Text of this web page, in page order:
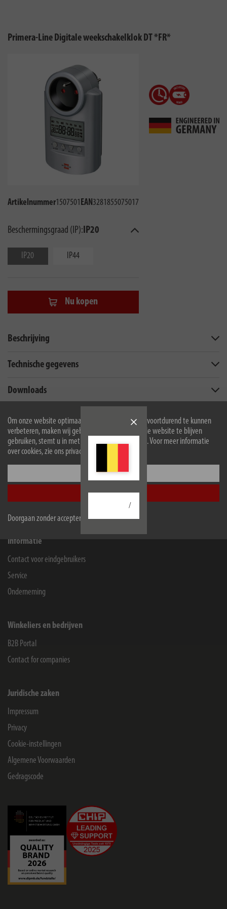
Om onze website optimaal voor u in te richten en voortdurend te kunnen
verbeteren, maken wij gebruik van cookies. Door de website te blijven
gebruiken, stemt u in met het gebruik van cookies. Voor meer informatie
over cookies, zie ons privacybeleid.
Configureer
Accepteer alle
Doorgaan zonder accepteren
/
Primera-Line Digitale weekschakelklok DT *FR*
Artikelnummer1507501EAN3281855075017
Beschermingsgraad (IP):IP20
IP20 IP44
Nu kopen
Beschrijving
Technische gegevens
Downloads
Onder voorbehoud van technische wijzigingen, en/of afwijkingen van de kleuren
Informatie
Contact voor eindgebruikers
Service
Onderneming
Winkeliers en bedrijven
B2B Portal
Contact for companies
Juridische zaken
Impressum
Privacy
Cookie-instellingen
Algemene Voorwaarden
Gedragscode